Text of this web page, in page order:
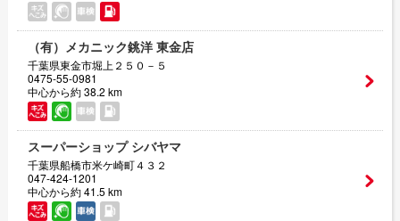
（有）メカニック銚洋 東金店
千葉県東金市堀上２５０－５
0475-55-0981
中心から約 38.2 km
スーパーショップ シバヤマ
千葉県船橋市米ケ崎町４３２
047-424-1201
中心から約 41.5 km